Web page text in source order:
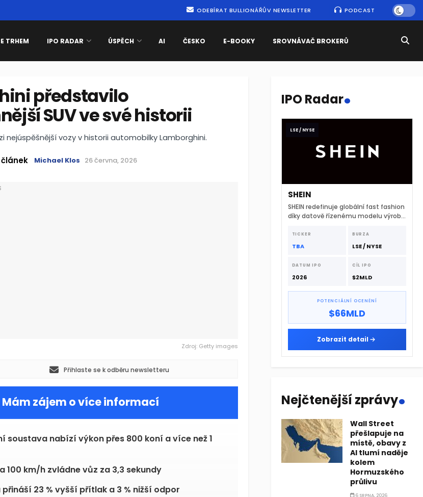
ODEBÍRAT BULLIONÁŘŮV NEWSLETTER PODCAST
TRHEM IPO RADAR ÚSPĚCH AI ČESKO E-BOOKY SROVNÁVAČ BROKERŮ
představilo
SUV ve své historii
nejúspěšnější vozy v historii automobilky Lamborghini.
Michael Klos 26 června, 2026
Zdroj: Getty images
Přihlaste se k odběru newsletteru
Mám zájem o více informací
soustava nabízí výkon přes 800 koní a více než 1
100 km/h zvládne vůz za 3,3 sekundy
23 % vyšší přítlak a 3 % nižší odpor
IPO Radar.
LSE / NYSE
SHEIN
SHEIN redefinuje globální fast fashion
díky datově řízenému modelu výroby
dodavatelskému řetězci.
TICKER
TBA
BURZA
LSE / NYSE
DATUM IPO
2026
CÍL IPO
$2MLD
POTENCIÁLNÍ OCENĚNÍ
$66MLD
Zobrazit detail
Nejčtenější zprávy.
Wall Street
přešlapuje na
místě, obavy z
AI tlumí naděje
kolem
Hormuzského
průlivu
6 SRPNA, 2026